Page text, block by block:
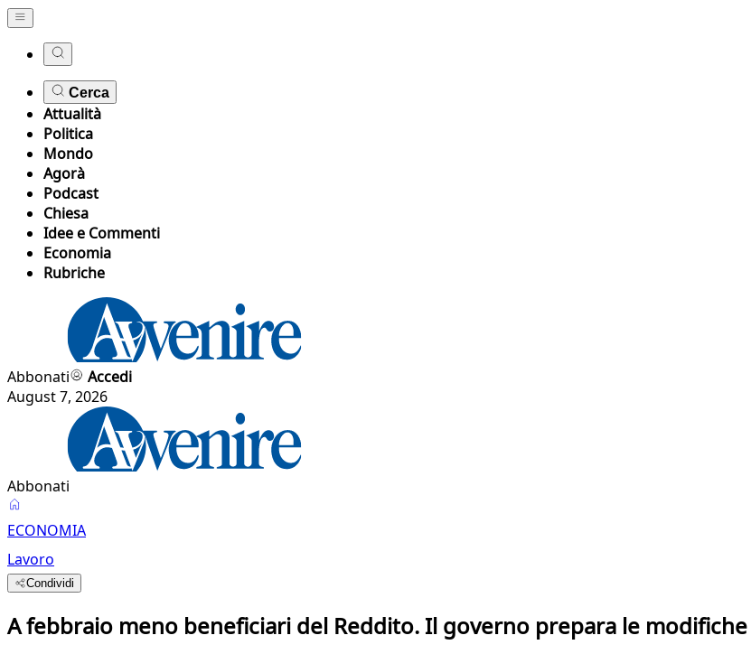
Cerca
Attualità
Politica
Mondo
Agorà
Podcast
Chiesa
Idee e Commenti
Economia
Rubriche
Abbonati
Accedi
August 7, 2026
Abbonati
ECONOMIA
Lavoro
Condividi
A febbraio meno beneficiari del Reddito. Il governo prepara le modifiche